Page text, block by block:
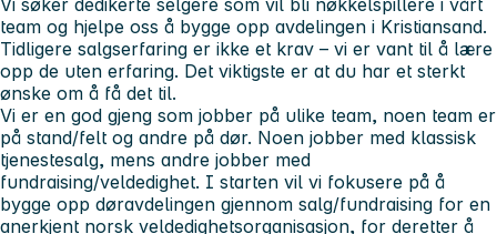
team og hjelpe oss å bygge opp avdelingen i Kristiansand.
Tidligere salgserfaring er ikke et krav – vi er vant til å lære
opp de uten erfaring. Det viktigste er at du har et sterkt
ønske om å få det til.
Vi er en god gjeng som jobber på ulike team, noen team er
på stand/felt og andre på dør. Noen jobber med klassisk
tjenestesalg, mens andre jobber med
fundraising/veldedighet. I starten vil vi fokusere på å
bygge opp døravdelingen gjennom salg/fundraising for en
anerkjent norsk veldedighetsorganisasjon, for deretter å